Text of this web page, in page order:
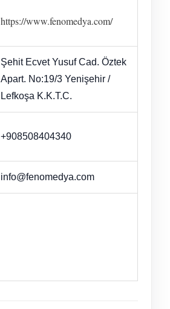
https://www.fenomedya.com/
Şehit Ecvet Yusuf Cad. Öztek
Apart. No:19/3 Yenişehir /
Lefkoşa K.K.T.C.
+908508404340
info@fenomedya.com